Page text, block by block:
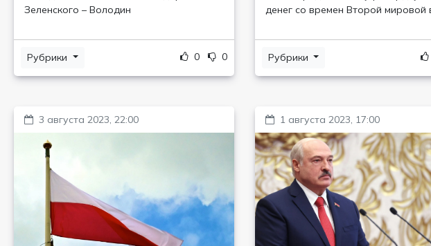
Зеленского – Володин
Рубрики 0 0
денег со времен Второй мировой
Рубрики
3 августа 2023, 22:00 1 августа 2023, 17:00